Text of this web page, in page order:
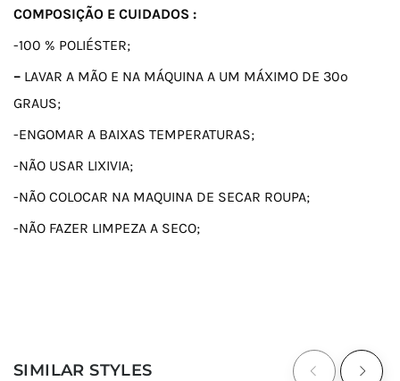
COMPOSIÇÃO E CUIDADOS :
-100 % POLIÉSTER;
– LAVAR A MÃO E NA MÁQUINA A UM MÁXIMO DE 30º
GRAUS;
-ENGOMAR A BAIXAS TEMPERATURAS;
-NÃO USAR LIXIVIA;
-NÃO COLOCAR NA MAQUINA DE SECAR ROUPA;
-NÃO FAZER LIMPEZA A SECO;
SIMILAR STYLES